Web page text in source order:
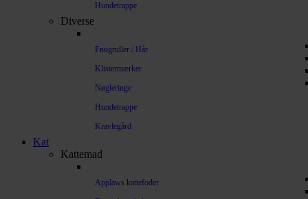
Hundetrappe
Diverse
Fnugruller / Hår
Klistermærker
Nøgleringe
Hundetrappe
Kravlegård
Kat
Kattemad
Applaws kattefoder